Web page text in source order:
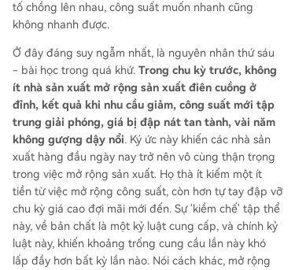
tố chồng lên nhau, công suất muốn nhanh cũng
không nhanh được.
Ở đây đáng suy ngẫm nhất, là nguyên nhân thứ sáu
- bài học trong quá khứ. Trong chu kỳ trước, không
ít nhà sản xuất mở rộng sản xuất điên cuồng ở
đỉnh, kết quả khi nhu cầu giảm, công suất mới tập
trung giải phóng, giá bị đập nát tan tành, vài năm
không gượng dậy nổi. Ký ức này khiến các nhà sản
xuất hàng đầu ngày nay trở nên vô cùng thận trọng
trong việc mở rộng sản xuất. Họ thà ít kiếm một ít
tiền từ việc mở rộng công suất, còn hơn tự tay đập vỡ
chu kỳ giá cao đợi mãi mới đến. Sự 'kiềm chế' tập thể
này, về bản chất là một kỷ luật cung cấp, và chính kỷ
luật này, khiến khoảng trống cung cầu lần này khó
lấp đầy hơn bất kỳ lần nào. Nói cách khác, mở rộng